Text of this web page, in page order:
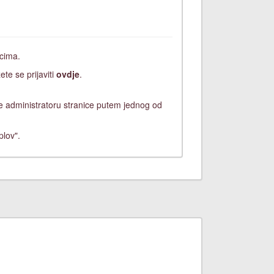
se prijaviti ovdje.
stranice putem jednog od